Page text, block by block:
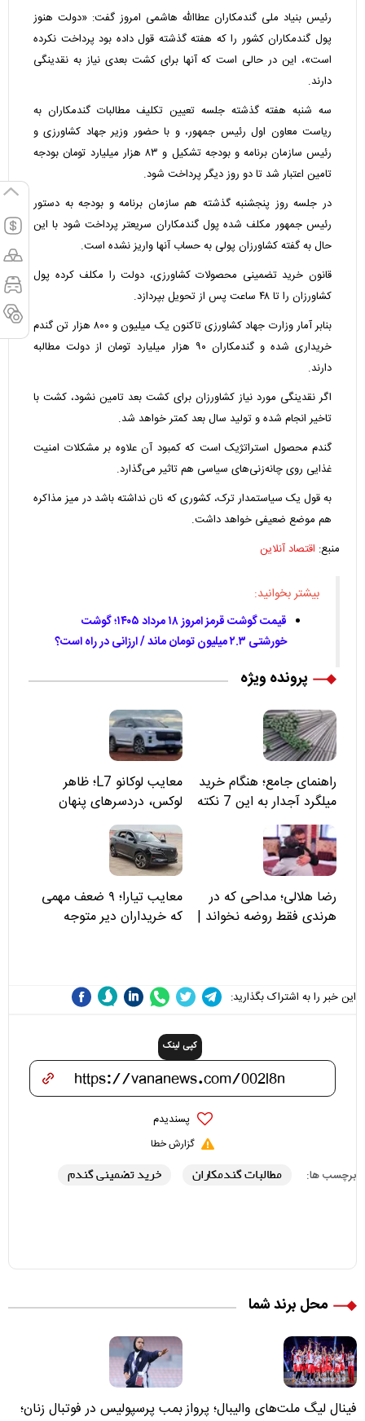
رئیس بنیاد ملی گندمکاران عطاالله هاشمی امروز گفت: «دولت هنوز
پول گندمکاران کشور را که هفته گذشته قول داده بود پرداخت نکرده
است»، این در حالی است که آنها برای کشت بعدی نیاز به نقدینگی
دارند.
سه شنبه هفته گذشته جلسه تعیین تکلیف مطالبات گندمکاران به
ریاست معاون اول رئیس جمهور، و با حضور وزیر جهاد کشاورزی و
رئیس سازمان برنامه و بودجه تشکیل و ۸۳ هزار میلیارد تومان بودجه
تامین اعتبار شد تا دو روز دیگر پرداخت شود.
در جلسه روز پنجشنبه گذشته هم سازمان برنامه و بودجه به دستور
رئیس جمهور مکلف شده پول گندمکاران سریعتر پرداخت شود با این
حال به گفته کشاورزان پولی به حساب آنها واریز نشده است.
قانون خرید تضمینی محصولات کشاورزی، دولت را مکلف کرده پول
کشاورزان را تا ۴۸ ساعت پس از تحویل بپردازد.
بنابر آمار وزارت جهاد کشاورزی تاکنون یک میلیون و ۸۰۰ هزار تن گندم
خریداری شده و گندمکاران ۹۰ هزار میلیارد تومان از دولت مطالبه
دارند.
اگر نقدینگی مورد نیاز کشاورزان برای کشت بعد تامین نشود، کشت با
تاخیر انجام شده و تولید سال بعد کمتر خواهد شد.
گندم محصول استراتژیک است که کمبود آن علاوه بر مشکلات امنیت
غذایی روی چانه‌زنی‌های سیاسی هم تاثیر می‌گذارد.
به قول یک سیاستمدار ترک، کشوری که نان نداشته باشد در میز مذاکره
هم موضع ضعیفی خواهد داشت.
منبع: اقتصاد آنلاین
بیشتر بخوانید:
قیمت گوشت قرمز امروز ۱۸ مرداد ۱۴۰۵؛ گوشت
خورشتی ۲.۳ میلیون تومان ماند / ارزانی در راه است؟
پرونده ویژه
راهنمای جامع؛ هنگام خرید
میلگرد آجدار به این 7 نکته
توجه کنید
معایب لوکانو L7؛ ظاهر
لوکس، دردسرهای پنهان
رضا هلالی؛ مداحی که در
هرندی فقط روضه نخواند |
معایب تیارا؛ ۹ ضعف مهمی
که خریداران دیر متوجه
این خبر را به اشتراک بگذارید:
کپی لینک
پسندیدم
گزارش خطا
برچسب ها: مطالبات گندمکاران خرید تضمینی گندم
محل برند شما
فینال لیگ ملت‌های والیبال؛ پروازبمب پرسپولیس در فوتبال زنان؛